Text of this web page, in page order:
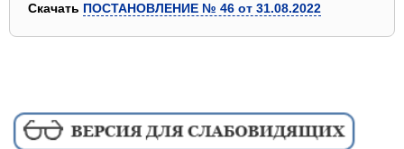
Скачать ПОСТАНОВЛЕНИЕ № 46 от 31.08.2022